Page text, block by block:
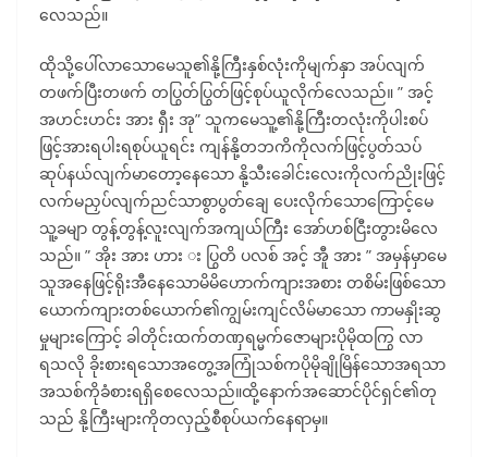
လေသည်။
ထိုသို့ပေါ်လာသောမေသူ၏နို့ကြီးနှစ်လုံးကိုမျက်နှာ အပ်လျက်
တဖက်ပြီးတဖက် တပြွတ်ပြွတ်ဖြင့်စုပ်ယူလိုက်လေသည်။ ” အင့်
အဟင်းဟင်း အား ရှီး အု” သူကမေသူ့၏နို့ကြီးတလုံးကိုပါးစပ်
ဖြင့်အားရပါးရစုပ်ယူရင်း ကျန်နို့တဘကိကိုလက်ဖြင့်ပွတ်သပ်
ဆုပ်နယ်လျက်မာတော့နေသော နို့သီးခေါင်းလေးကိုလက်ညိုးဖြင့်
လက်မညှပ်လျက်ညင်သာစွာပွတ်ချေ ပေးလိုက်သောကြောင့်မေ
သူ့ခမျာ တွန့်တွန့်လူးလျက်အကျယ်ကြီး အော်ဟစ်ငြီးတွားမိလေ
သည်။ ” အိုး အား ဟား း ပြွတိ ပလစ် အင့် အီူ အား ” အမှန်မှာမေ
သူအနေဖြင့်ရိုးအီနေသောမိမိဟောက်ကျားအစား တစိမ်းဖြစ်သော
ယောက်ကျားတစ်ယောက်၏ကျွမ်းကျင်လိမ်မာသော ကာမနှိုးဆွ
မှုများကြောင့် ခါတိုင်းထက်တဏှရမ္မက်ဇောများပိုမိုထကြွ လာ
ရသလို ခိုးစားရသောအတွေ့အကြုံသစ်ကပိုမိုချိုမြိန်သောအရသာ
အသစ်ကိုခံစားရရှိစေလေသည်။ထို့နောက်အဆောင်ပိုင်ရှင်၏တု
သည် နို့ကြီးများကိုတလှည့်စီစုပ်ယက်နေရာမှ။